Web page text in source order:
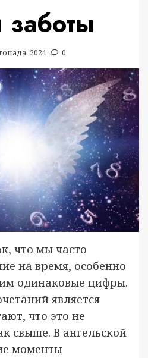
2024 0
что мы часто
на время, особенно
одинаковые цифры.
является
что это не
свыше. В ангельской
моменты